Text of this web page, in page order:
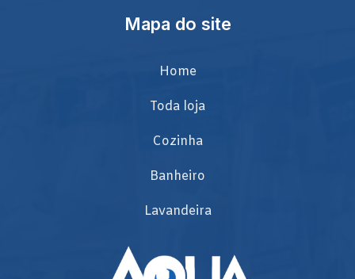
Mapa do site
Home
Toda loja
Cozinha
Banheiro
Lavandeira